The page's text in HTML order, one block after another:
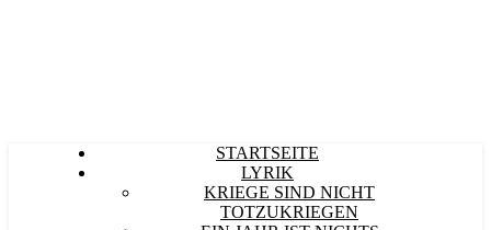
STARTSEITE
LYRIK
KRIEGE SIND NICHT
TOTZUKRIEGEN